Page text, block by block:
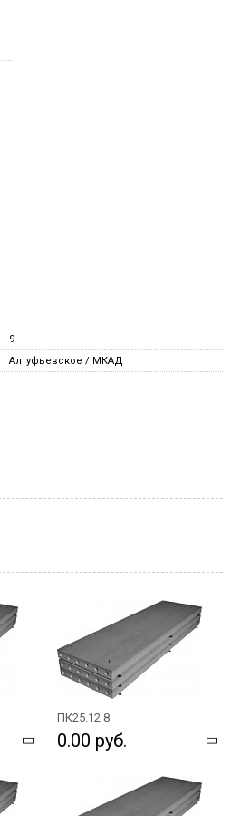
9
Алтуфьевское / МКАД
ПК25.12 8
0.00 руб.